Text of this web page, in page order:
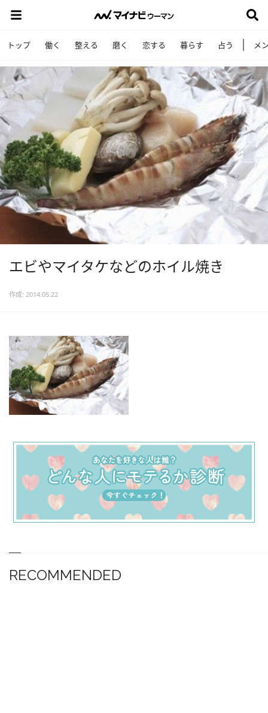
トップ 働く 整える 磨く 恋する 暮らす 占う メ
エビやマイタケなどのホイル焼き
作成: 2014.05.22
RECOMMENDED